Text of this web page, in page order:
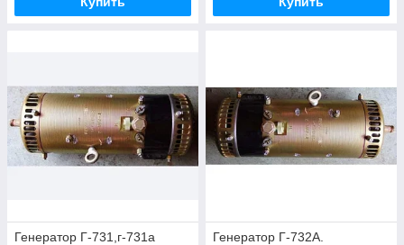
Генератор Г-731,г-731а
Генератор Г-732А.